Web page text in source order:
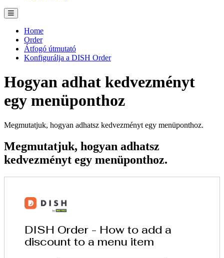
Home
Order
Átfogó útmutató
Konfigurálja a DISH Order
Hogyan adhat kedvezményt
egy menüponthoz
Megmutatjuk, hogyan adhatsz kedvezményt egy menüponthoz.
Megmutatjuk, hogyan adhatsz
kedvezményt egy menüponthoz.